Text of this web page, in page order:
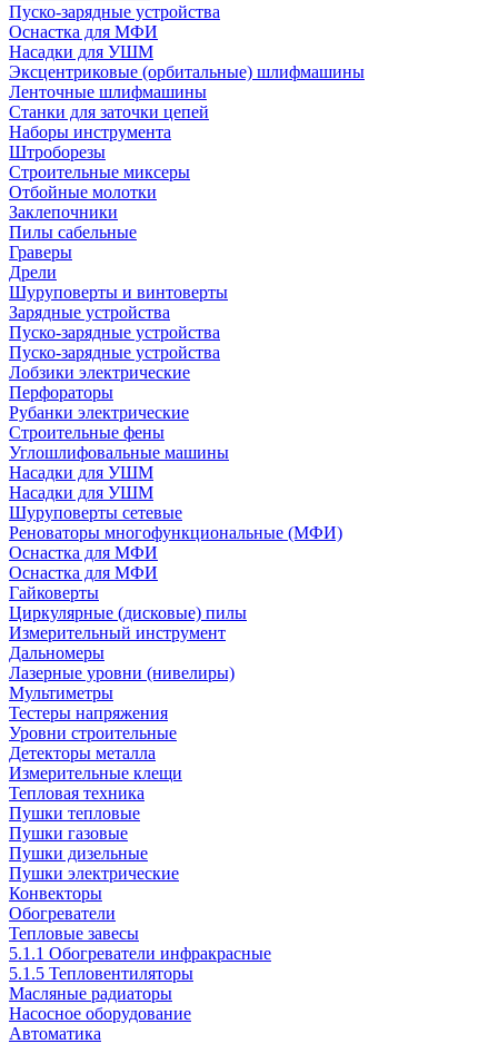
Пуско-зарядные устройства
Оснастка для МФИ
Насадки для УШМ
Эксцентриковые (орбитальные) шлифмашины
Ленточные шлифмашины
Станки для заточки цепей
Наборы инструмента
Штроборезы
Строительные миксеры
Отбойные молотки
Заклепочники
Пилы сабельные
Граверы
Дрели
Шуруповерты и винтоверты
Зарядные устройства
Пуско-зарядные устройства
Пуско-зарядные устройства
Лобзики электрические
Перфораторы
Рубанки электрические
Строительные фены
Углошлифовальные машины
Насадки для УШМ
Насадки для УШМ
Шуруповерты сетевые
Реноваторы многофункциональные (МФИ)
Оснастка для МФИ
Оснастка для МФИ
Гайковерты
Циркулярные (дисковые) пилы
Измерительный инструмент
Дальномеры
Лазерные уровни (нивелиры)
Мультиметры
Тестеры напряжения
Уровни строительные
Детекторы металла
Измерительные клещи
Тепловая техника
Пушки тепловые
Пушки газовые
Пушки дизельные
Пушки электрические
Конвекторы
Обогреватели
Тепловые завесы
5.1.1 Обогреватели инфракрасные
5.1.5 Тепловентиляторы
Масляные радиаторы
Насосное оборудование
Автоматика